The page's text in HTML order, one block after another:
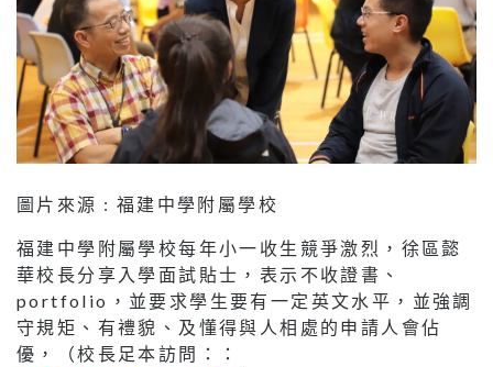
圖片來源 : 福建中學附屬學校
福建中學附屬學校每年小一收生競爭激烈，徐區懿
華校長分享入學面試貼士，表示不收證書、
portfolio，並要求學生要有一定英文水平，並強調
守規矩、有禮貌、及懂得與人相處的申請人會佔
優，（校長足本訪問：：